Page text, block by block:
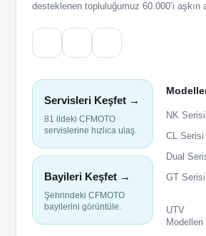
desteklenen topluluğumuz 60.000’i aşkın
Servisleri Keşfet →
81 ildeki CFMOTO
servislerine hızlıca ulaş.
Bayileri Keşfet →
Şehrindeki CFMOTO
bayilerini görüntüle.
NK Serisi
CL Serisi
Dual
GT Serisi
UTV
Modelleri